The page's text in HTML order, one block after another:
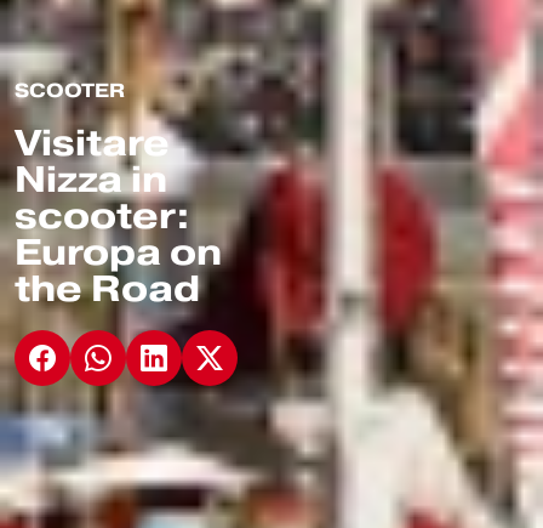
SCOOTER
Visitare
Nizza in
scooter:
Europa on
the Road